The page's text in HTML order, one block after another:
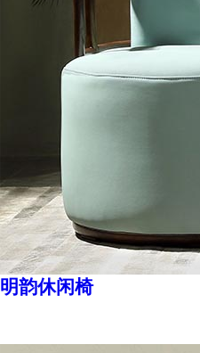
明韵休闲椅